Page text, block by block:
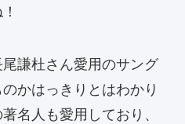
謙杜さん愛用のサング
かはっきりとはわかり
名人も愛用しており、